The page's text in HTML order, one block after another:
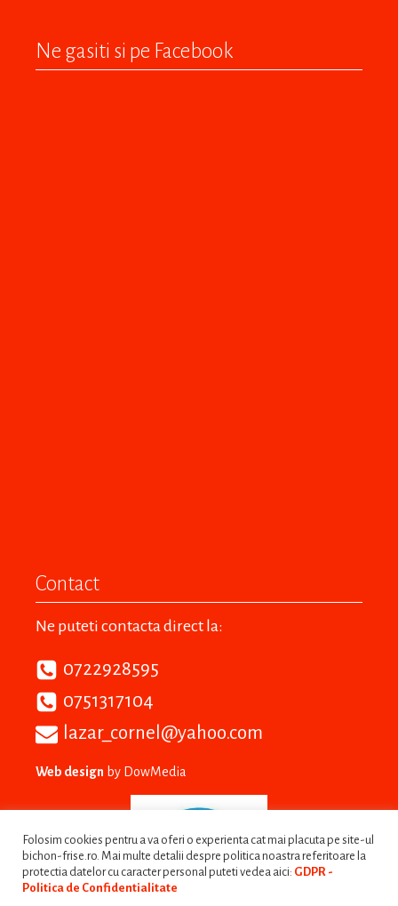
Ne gasiti si pe Facebook
Contact
Ne puteti contacta direct la:
0722928595
0751317104
lazar_cornel@yahoo.com
Web design by DowMedia
Folosim cookies pentru a va oferi o experienta cat mai placuta pe site-ul
bichon-frise.ro. Mai multe detalii despre politica noastra referitoare la
protectia datelor cu caracter personal puteti vedea aici: GDPR -
Politica de Confidentialitate